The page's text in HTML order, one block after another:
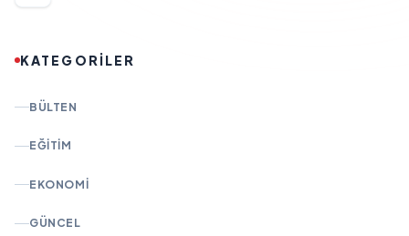
KATEGORİLER
BÜLTEN
EĞITIM
EKONOMI
GÜNCEL